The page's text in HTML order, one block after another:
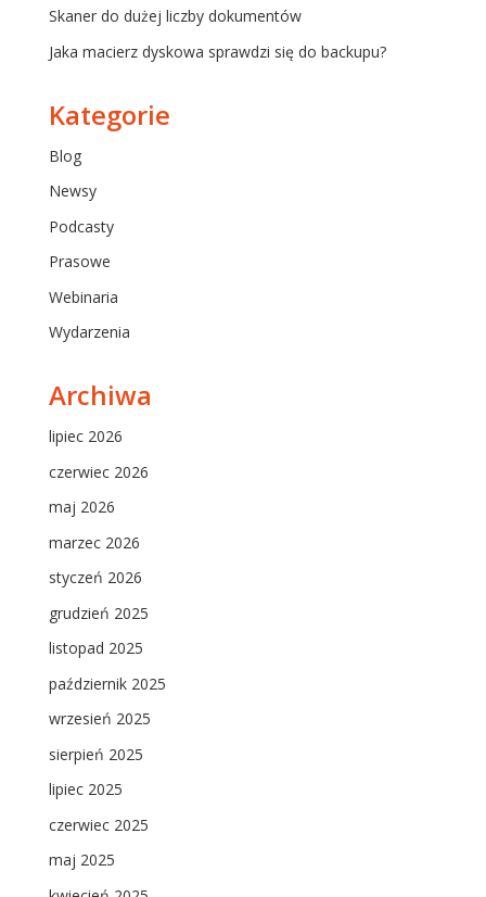
Skaner do dużej liczby dokumentów
Jaka macierz dyskowa sprawdzi się do backupu?
Kategorie
Blog
Newsy
Podcasty
Prasowe
Webinaria
Wydarzenia
Archiwa
lipiec 2026
czerwiec 2026
maj 2026
marzec 2026
styczeń 2026
grudzień 2025
listopad 2025
październik 2025
wrzesień 2025
sierpień 2025
lipiec 2025
czerwiec 2025
maj 2025